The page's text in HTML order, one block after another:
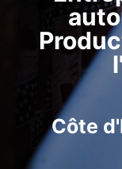
Côte